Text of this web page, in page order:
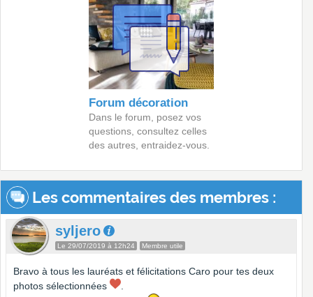
Forum décoration
Dans le forum, posez vos
questions, consultez celles
des autres, entraidez-vous.
Les commentaires des membres :
syljero
Le 29/07/2019 à 12h24 Membre utile
Bravo à tous les lauréats et félicitations Caro pour tes deux
photos sélectionnées
.